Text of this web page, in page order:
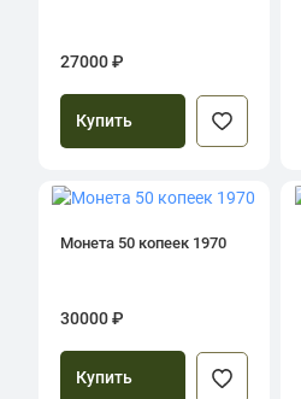
27000 ₽
Купить
Монета 50 копеек 1970
30000 ₽
Купить